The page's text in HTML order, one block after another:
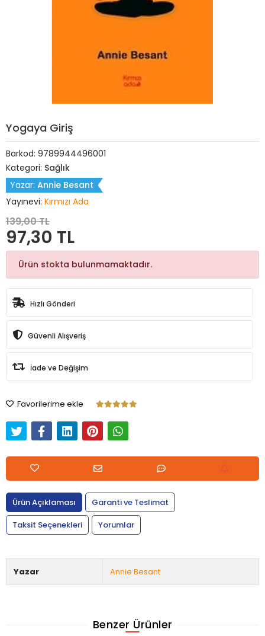
Yogaya Giriş
Barkod: 9789944496001
Kategori: Sağlık
Yazar: Annie Besant
Yayınevi: Kırmızı Ada
139,00 TL
97,30 TL
Ürün stokta bulunmamaktadır.
Hızlı Gönderi
Güvenli Alışveriş
İade ve Değişim
Favorilerime ekle
Ürün Açıklaması
Garanti ve Teslimat
Taksit Seçenekleri
Yorumlar
Yazar Annie Besant
Benzer Ürünler